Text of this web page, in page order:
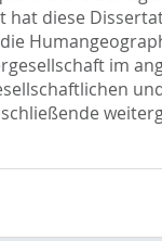
diese
im